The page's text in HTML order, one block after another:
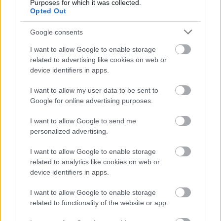
Purposes for which it was collected.
Opted Out
Google consents
I want to allow Google to enable storage
related to advertising like cookies on web or
device identifiers in apps.
I want to allow my user data to be sent to
Google for online advertising purposes.
I want to allow Google to send me
personalized advertising.
I want to allow Google to enable storage
related to analytics like cookies on web or
device identifiers in apps.
I want to allow Google to enable storage
related to functionality of the website or app.
cina romantica.
Pregateste-te in avans
Parul si pielea ta vor avea nevoie de ingrijire si pe
durata vacantei. Dar, cand vine vorba de
manichiura si pedichiura semipermanenta, poti sa
bifezi acest aspect dinainte sa pleci in luna de
miere. Asa ca ramai cu o grija in minus in vacanta si
cu unghii care arata grozav chiar si dupa o sesiune
de inot.
Bineinteles ca ai nevoie si de o sedinta de epilare
sau, daca e absolut necesar, de o programare la
vopsit. Tot in avans poti sa iti pui si gene false, ca
sa scapi de grija mascarei si sa simplifici rutina de
Imbraca-te adecvat